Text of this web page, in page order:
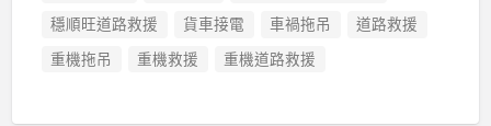
穩順旺道路救援
貨車接電 車禍拖吊
道路救援
重機拖吊
重機救援 重機道路救援